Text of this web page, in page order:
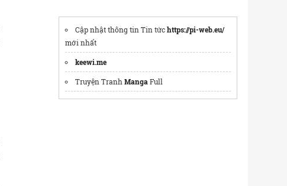
Cập nhật thông tin Tin tứchttps://pi-web.eu/
mới nhất
keewi.me
Truyện TranhMangaFull